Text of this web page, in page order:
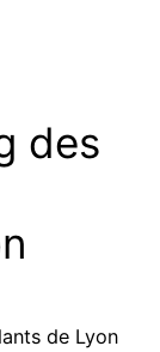
des
de Lyon